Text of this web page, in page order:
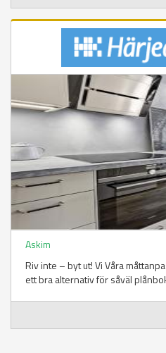
Askim
Riv inte – byt ut! Vi Våra
ett bra alternativ för såväl